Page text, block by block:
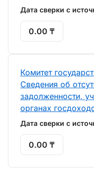
Дата сверки с
0.00 ₸
Комитет
Сведения об
задолженности,
органах
Дата сверки с
0.00 ₸